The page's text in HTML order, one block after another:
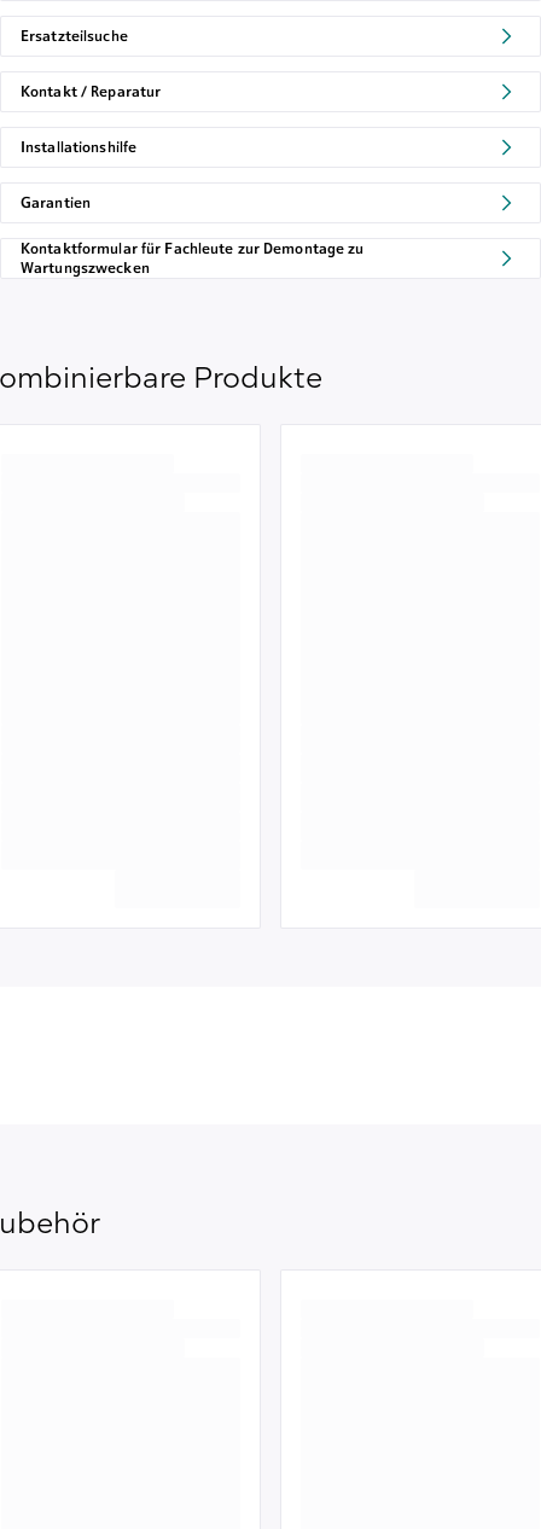
Ersatzteilsuche
Kontakt / Reparatur
Installationshilfe
Garantien
Kontaktformular für Fachleute zur Demontage zu
Wartungszwecken
Produkte